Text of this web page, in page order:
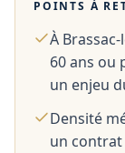
POINTS À
À
60 ans ou
un enjeu
Densité
un contrat